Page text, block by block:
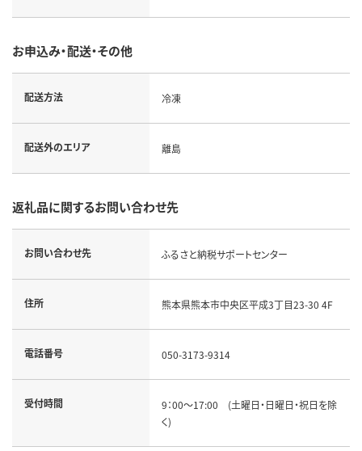
お申込み・配送・その他
配送方法 冷凍
配送外のエリア 離島
返礼品に関するお問い合わせ先
お問い合わせ先 ふるさと納税サポートセンター
住所 熊本県熊本市中央区平成3丁目23-30 4F
電話番号 050-3173-9314
受付時間
9：00～17:00 (土曜日・日曜日・祝日を除
く)